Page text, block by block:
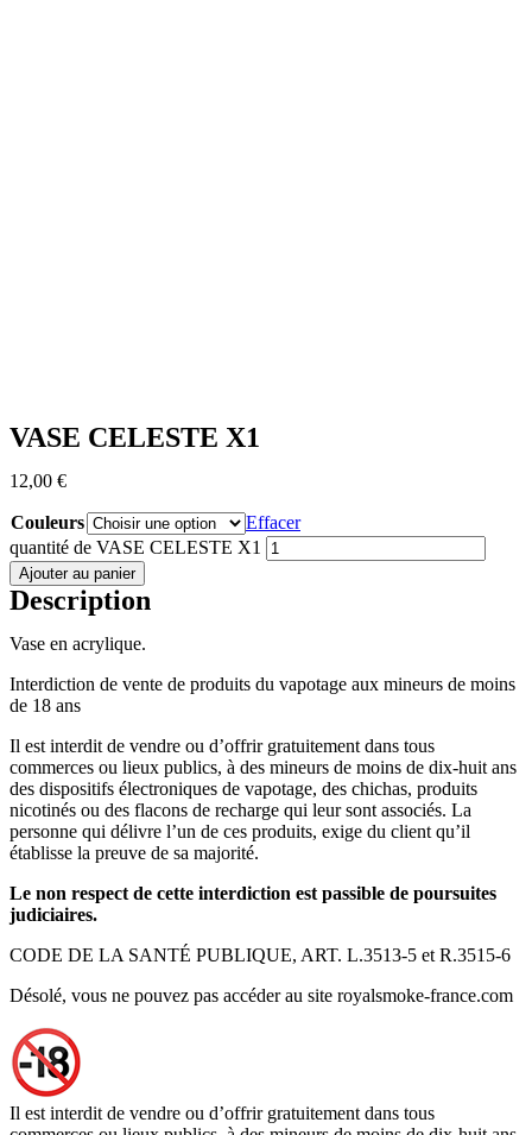
VASE CELESTE X1
12,00 €
Couleurs
Effacer
quantité de VASE CELESTE X1
Ajouter au panier
Description
Vase en acrylique.
Interdiction de vente de produits du vapotage aux mineurs de moins
de 18 ans
Il est interdit de vendre ou d’offrir gratuitement dans tous
commerces ou lieux publics, à des mineurs de moins de dix-huit ans
des dispositifs électroniques de vapotage, des chichas, produits
nicotinés ou des flacons de recharge qui leur sont associés. La
personne qui délivre l’un de ces produits, exige du client qu’il
établisse la preuve de sa majorité.
Le non respect de cette interdiction est passible de poursuites
judiciaires.
CODE DE LA SANTÉ PUBLIQUE, ART. L.3513-5 et R.3515-6
Désolé, vous ne pouvez pas accéder au site royalsmoke-france.com
Il est interdit de vendre ou d’offrir gratuitement dans tous